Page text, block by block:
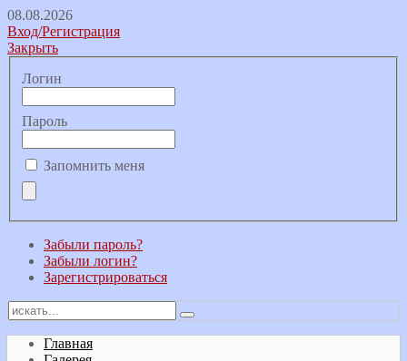
08.08.2026
Вход/Регистрация
Закрыть
Логин
Пароль
Запомнить меня
Забыли пароль?
Забыли логин?
Зарегистрироваться
Главная